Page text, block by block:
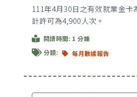
111年4月30日之有效就業金卡
計許可為4,900人次。
閱讀時間: 1 分鍾
分類:
每月數據報告